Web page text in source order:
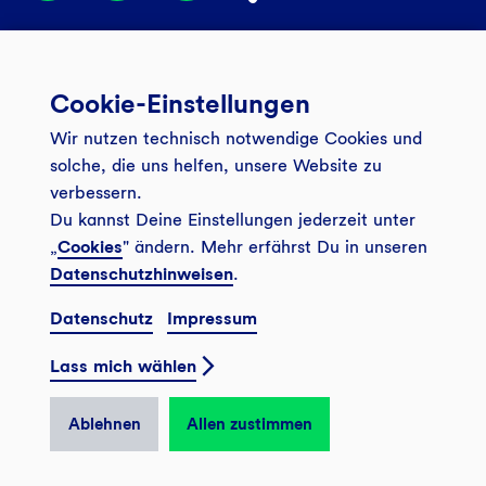
Banking App
Service
Onlinebanking Login
Sicheres Banking
FAQ
Kontakt
Newsletter
Unsere Angebote
Mitgliederkonto
Festgeld
Tagesgeldkonto
Finanzieren
Investieren
GLS Bank Anteile
Über uns
Wo wirkt die GLS?
Weitersagen
Veranstaltungen
Filiale finden
Presse
Karriere
Sozial-ökologisch seit 1974
© 2026 GLS Gemeinschaftsbank eG
Vertrag widerrufen
Cookie-Einstellungen
Wir nutzen technisch notwendige Cookies und
solche, die uns helfen, unsere Website zu
verbessern.
Du kannst Deine Einstellungen jederzeit unter
„Cookies" ändern. Mehr erfährst Du in unseren
Datenschutzhinweisen.
Datenschutz Impressum
Lass mich wählen
Ablehnen Allen zustimmen